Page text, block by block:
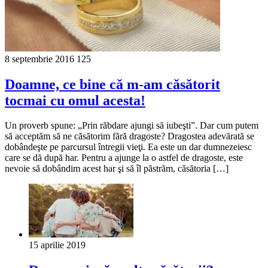
8 septembrie 2016 125
Doamne, ce bine că m-am căsătorit
tocmai cu omul acesta!
Un proverb spune: „Prin răbdare ajungi să iubeşti”. Dar cum putem
să acceptăm să ne căsătorim fără dragoste? Dragostea adevărată se
dobândeşte pe parcursul întregii vieţi. Ea este un dar dumnezeiesc
care se dă după har. Pentru a ajunge la o astfel de dragoste, este
nevoie să dobândim acest har şi să îl păstrăm, căsătoria […]
15 aprilie 2019